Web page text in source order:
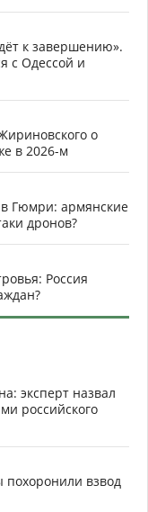
к завершению».
с Одессой и
о
в 2026-м
Гюмри: армянские
дронов?
Россия
эксперт назвал
российского
похоронили взвод